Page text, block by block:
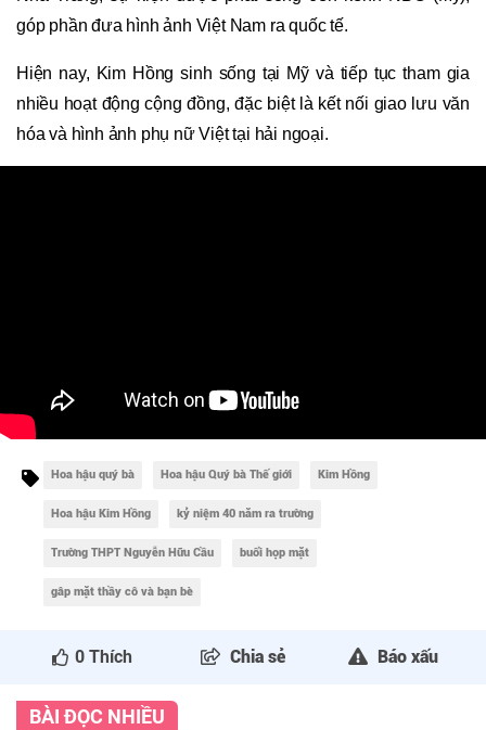
góp phần đưa hình ảnh Việt Nam ra quốc tế.
Hiện nay, Kim Hồng sinh sống tại Mỹ và tiếp tục tham gia
nhiều hoạt động cộng đồng, đặc biệt là kết nối giao lưu văn
hóa và hình ảnh phụ nữ Việt tại hải ngoại.
Hoa hậu quý bà Hoa hậu Quý bà Thế giới Kim Hồng
Hoa hậu Kim Hồng kỷ niệm 40 năm ra trường
Trường THPT Nguyễn Hữu Cầu buổi họp mặt
gâp mặt thầy cô và bạn bè
0 Thích Chia sẻ Báo xấu
BÀI ĐỌC NHIỀU